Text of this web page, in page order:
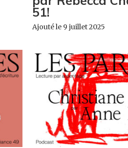
51!
Ajouté le 9 juillet 2025